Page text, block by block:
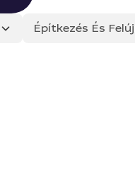
Építkezés És